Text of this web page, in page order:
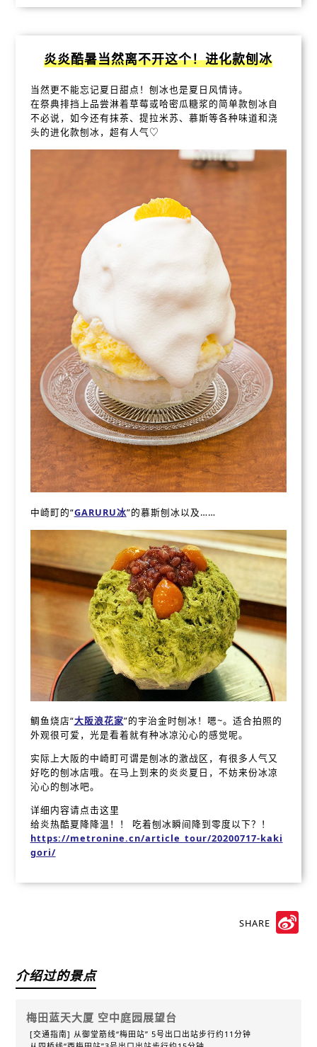
炎炎酷暑当然离不开这个！进化款刨冰
当然更不能忘记夏日甜点！刨冰也是夏日风情诗。
在祭典排挡上品尝淋着草莓或哈密瓜糖浆的简单款刨冰自
不必说，如今还有抹茶、提拉米苏、慕斯等各种味道和浇
头的进化款刨冰，超有人气♡
中崎町的“GARURU冰”的慕斯刨冰以及……
鲷鱼烧店“大阪浪花家”的宇治金时刨冰！嗯~。适合拍照的
外观很可爱，光是看着就有种冰凉沁心的感觉呢。
实际上大阪的中崎町可谓是刨冰的激战区，有很多人气又
好吃的刨冰店哦。在马上到来的炎炎夏日，不妨来份冰凉
沁心的刨冰吧。
详细内容请点击这里
给炎热酷夏降降温！！ 吃着刨冰瞬间降到零度以下？！
https://metronine.cn/article_tour/20200717-kaki
gori/
SHARE
介绍过的景点
梅田蓝天大厦 空中庭园展望台
[交通指南] 从御堂筋线“梅田站” 5号出口出站步行约11分钟